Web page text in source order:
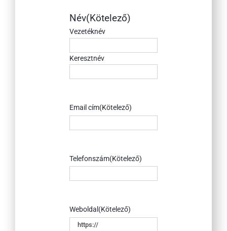
Név(Kötelező)
Vezetéknév
Keresztnév
Email cím(Kötelező)
Telefonszám(Kötelező)
Weboldal (Kötelező)